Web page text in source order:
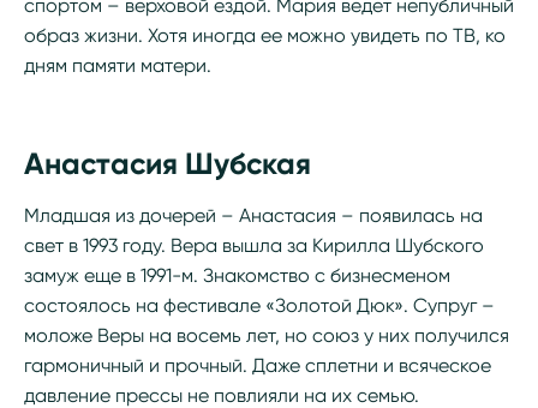
спортом – верховой ездой. Мария ведет непубличный
образ жизни. Хотя иногда ее можно увидеть по ТВ, ко
дням памяти матери.
Анастасия Шубская
Младшая из дочерей – Анастасия – появилась на
свет в 1993 году. Вера вышла за Кирилла Шубского
замуж еще в 1991-м. Знакомство с бизнесменом
состоялось на фестивале «Золотой Дюк». Супруг –
моложе Веры на восемь лет, но союз у них получился
гармоничный и прочный. Даже сплетни и всяческое
давление прессы не повлияли на их семью.